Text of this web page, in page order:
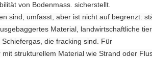
von Bodenmass. sicherstellt.
sind, umfasst, aber ist nicht auf begrenzt:
Material, landwirtschaftliche
die fracking sind. Für
strukturellem Material wie Strand oder